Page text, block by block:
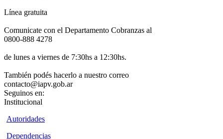
Línea gratuita
Comunicate con el Departamento Cobranzas al
0800-888 4278
de lunes a viernes de 7:30hs a 12:30hs.
También podés hacerlo a nuestro correo
contacto@iapv.gob.ar
Seguinos en:
Institucional
Autoridades
Dependencias